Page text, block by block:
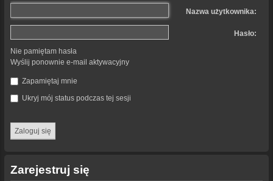
Nazwa użytkownika:
Hasło:
Nie pamiętam hasła
Wyślij ponownie e-mail aktywacyjny
Zapamiętaj mnie
Ukryj mój status podczas tej sesji
Zarejestruj się